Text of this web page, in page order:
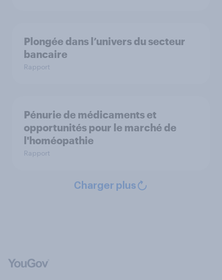
Plongée dans l’univers du secteur
bancaire
Rapport
Pénurie de médicaments et
opportunités pour le marché de
l'homéopathie
Rapport
Charger plus